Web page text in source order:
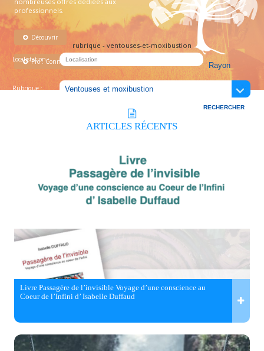
rubrique - ventouses-et-moxibustion
Localistation :
Rubrique :
professionnels.
Découvrir
Pro : Connectez-vous !
ARTICLES RÉCENTS
Livre Passagère de l’invisible Voyage d’une conscience au
Coeur de l’Infini d’ Isabelle Duffaud